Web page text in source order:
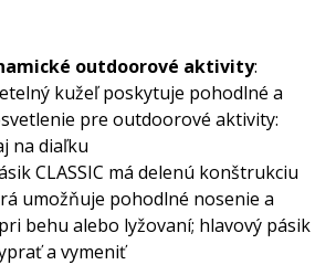
outdoorové aktivity:
kužeľ poskytuje pohodlné a
pre outdoorové aktivity:
na diaľku
CLASSIC má delenú konštrukciu
umožňuje pohodlné nosenie a
behu alebo lyžovaní; hlavový pásik
a vymeniť